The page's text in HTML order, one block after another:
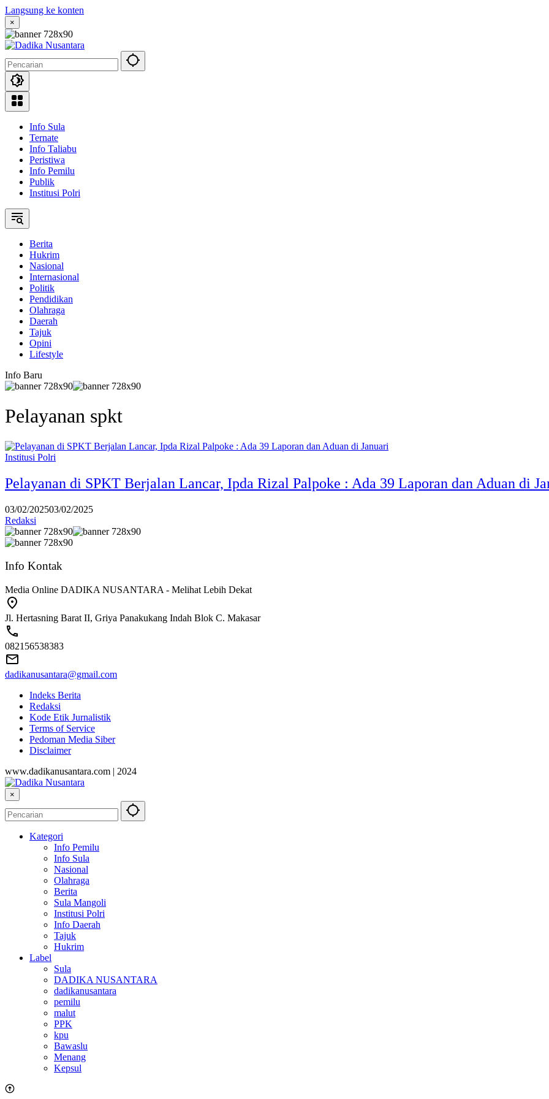
Langsung ke konten
×
Info Sula
Ternate
Info Taliabu
Peristiwa
Info Pemilu
Publik
Institusi Polri
Berita
Hukrim
Nasional
Internasional
Politik
Pendidikan
Olahraga
Daerah
Tajuk
Opini
Lifestyle
Info Baru
Pelayanan spkt
Institusi Polri
Pelayanan di SPKT Berjalan Lancar, Ipda Rizal Palpoke : Ada 39 Laporan dan Aduan di
03/02/202503/02/2025
Redaksi
Info Kontak
Media Online DADIKA NUSANTARA - Melihat Lebih Dekat
Jl. Hertasning Barat II, Griya Panakukang Indah Blok C. Makasar
082156538383
dadikanusantara@gmail.com
Indeks Berita
Redaksi
Kode Etik Jurnalistik
Terms of Service
Pedoman Media Siber
Disclaimer
www.dadikanusantara.com | 2024
×
Kategori
Info Pemilu
Info Sula
Nasional
Olahraga
Berita
Sula Mangoli
Institusi Polri
Info Daerah
Tajuk
Hukrim
Label
Sula
DADIKA NUSANTARA
dadikanusantara
pemilu
malut
PPK
kpu
Bawaslu
Menang
Kepsul